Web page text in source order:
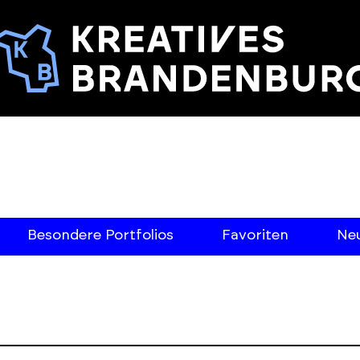
Besondere Portfolios Favoriten